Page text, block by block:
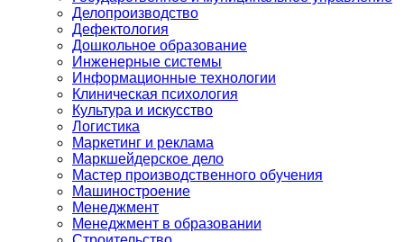
Делопроизводство
Дефектология
Дошкольное образование
Инженерные системы
Информационные технологии
Клиническая психология
Культура и искусство
Логистика
Маркетинг и реклама
Маркшейдерское дело
Мастер производственного обучения
Машиностроение
Менеджмент
Менеджмент в образовании